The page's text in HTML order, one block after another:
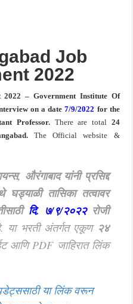
पदांची भरती ! Union Bank of India
Job
2022
2022 – Government Institute Of
on a date7/9/2022 for the
Professor. There are total 24
. The Official website &
औरंगाबाद यांनी प्रसिद्द
घड्याळी तासिका तत्वावर
दि. ७/९/२०२२रोजी
भरती अंतर्गत एकूण२४
आणि PDF जाहिरात लिंक
या लिंक वरून